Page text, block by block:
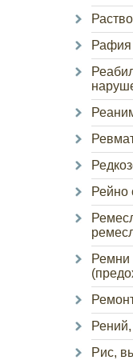
Рафия
Рейно
Ремни
Рис,